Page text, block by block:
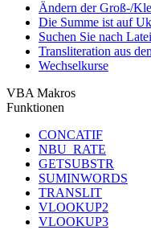
Ändern der Groß-/
Die Summe ist auf
Suchen Sie nach
Transliteration aus
Wechselkurse
VBA Makros
Funktionen
CONCATIF
NBU_RATE
GETSUBSTR
SUMINWORDS
TRANSLIT
VLOOKUP2
VLOOKUP3